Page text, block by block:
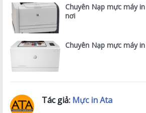
Chuyên Nạp mực máy
nơi
Chuyên Nạp mực máy
Tác giả: Mực in Ata